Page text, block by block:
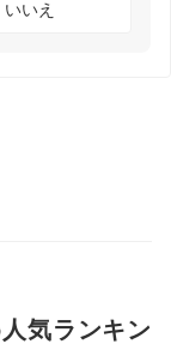
いいえ
気ランキン